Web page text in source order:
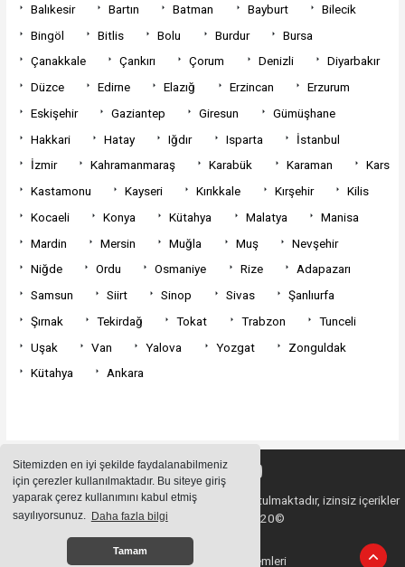
Sitemizden en iyi şekilde faydalanabilmeniz
için çerezler kullanılmaktadır. Bu siteye giriş
yaparak çerez kullanımını kabul etmiş
sayılıyorsunuz. Daha fazla bilgi
Tamam
Balıkesir
Bartın Batman Bayburt
Bilecik
Bingöl
Bitlis Bolu Burdur
Bursa
Çanakkale
Çankırı Çorum Denizli
Diyarbakır
Düzce
Edirne Elazığ Erzincan
Erzurum
Eskişehir
Gaziantep Giresun
Gümüşhane
Hakkari
Hatay Iğdır Isparta
İstanbul
İzmir
Kahramanmaraş Karabük Karaman
Kars
Kastamonu
Kayseri Kırıkkale Kırşehir
Kilis
Kocaeli
Konya Kütahya Malatya
Manisa
Mardin
Mersin Muğla Muş
Nevşehir
Niğde
Ordu Osmaniye Rize
Adapazarı
Samsun
Siirt Sinop Sivas
Şanlıurfa
Şırnak
Tekirdağ Tokat Trabzon
Tunceli
Uşak
Van Yalova Yozgat
Zonguldak
Kütahya
Ankara
Sitemizde bulunan içeriklerin tüm hakları saklı tutulmaktadır, izinsiz içerikler
kullanılamaz. Copyright 2020©
Haber Yazılımı: Haber Sistemleri